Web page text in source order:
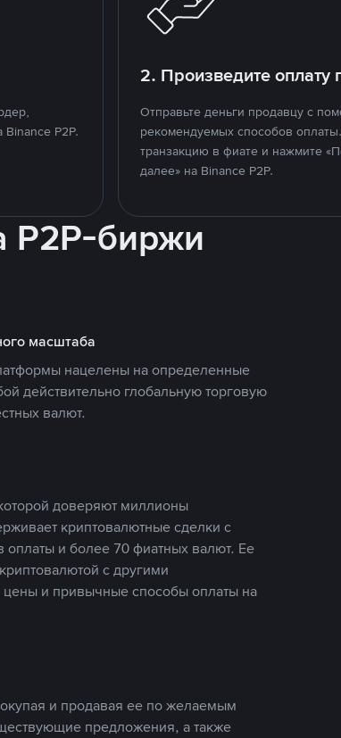
P2P.
2. Произведите оплату
Отправьте деньги продавцу с
рекомендуемых способов
транзакцию в фиате и нажмите
далее» на Binance P2P.
P2P-биржи
масштаба
нацелены на определенные
действительно глобальную торговую
валют.
доверяют миллионы
криптовалютные сделки с
и более 70 фиатных валют. Ее
с другими
и привычные способы оплаты на
и продавая ее по желаемым
предложения, а также